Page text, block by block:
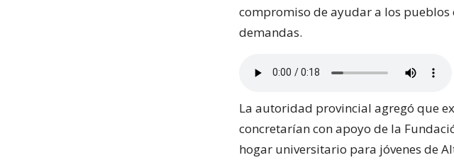
compromiso de ayudar a los
demandas.
La autoridad provincial agregó que
concretarían con apoyo de la
hogar universitario para jóvenes de